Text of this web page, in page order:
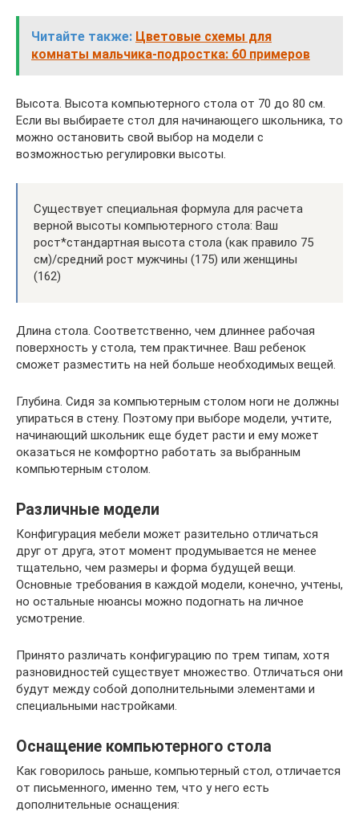
Читайте также: Цветовые схемы для
комнаты мальчика-подростка: 60 примеров
Высота. Высота компьютерного стола от 70 до 80 см.
Если вы выбираете стол для начинающего школьника, то
можно остановить свой выбор на модели с
возможностью регулировки высоты.
Существует специальная формула для расчета
верной высоты компьютерного стола: Ваш
рост*стандартная высота стола (как правило 75
см)/средний рост мужчины (175) или женщины
(162)
Длина стола. Соответственно, чем длиннее рабочая
поверхность у стола, тем практичнее. Ваш ребенок
сможет разместить на ней больше необходимых вещей.
Глубина. Сидя за компьютерным столом ноги не должны
упираться в стену. Поэтому при выборе модели, учтите,
начинающий школьник еще будет расти и ему может
оказаться не комфортно работать за выбранным
компьютерным столом.
Различные модели
Конфигурация мебели может разительно отличаться
друг от друга, этот момент продумывается не менее
тщательно, чем размеры и форма будущей вещи.
Основные требования в каждой модели, конечно, учтены,
но остальные нюансы можно подогнать на личное
усмотрение.
Принято различать конфигурацию по трем типам, хотя
разновидностей существует множество. Отличаться они
будут между собой дополнительными элементами и
специальными настройками.
Оснащение компьютерного стола
Как говорилось раньше, компьютерный стол, отличается
от письменного, именно тем, что у него есть
дополнительные оснащения: